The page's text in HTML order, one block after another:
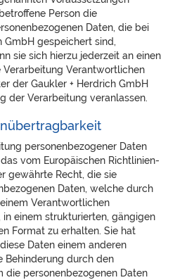
Person die
Daten, die bei
GmbH gespeichert sind,
sie sich hierzu jederzeit an einen
Verarbeitung Verantwortlichen
der Gaukler + Herdrich GmbH
der Verarbeitung veranlassen.
personenbezogener Daten
vom Europäischen Richtlinien-
gewährte Recht, die sie
Daten, welche durch
Verantwortlichen
einem strukturierten, gängigen
Format zu erhalten. Sie hat
Daten einem anderen
Behinderung durch den
die personenbezogenen Daten